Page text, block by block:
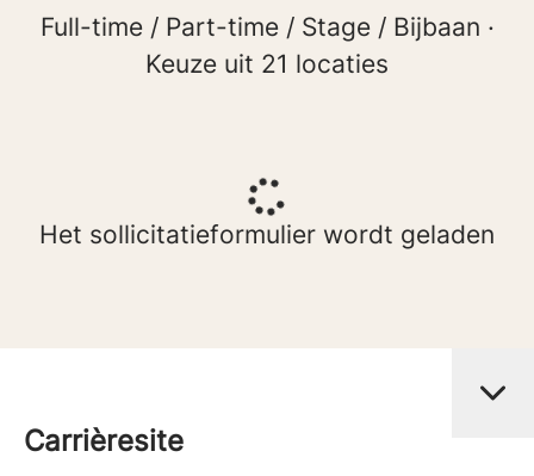
Full-time / Part-time / Stage / Bijbaan ·
Keuze uit 21 locaties
Het sollicitatieformulier wordt geladen
Carrièresite